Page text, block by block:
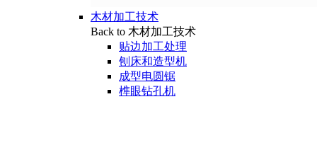
木材加工技术
Back to 木材加工技术
贴边加工处理
刨床和造型机
成型电圆锯
榫眼钻孔机